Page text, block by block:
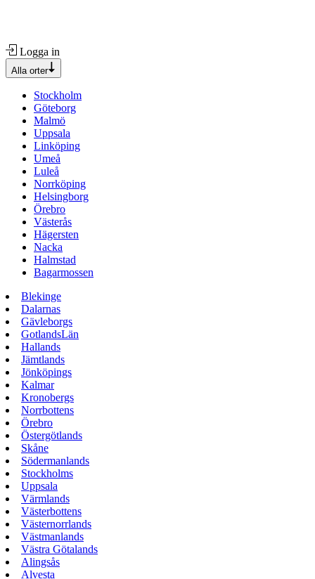
Logga in
Alla orter
Stockholm
Göteborg
Malmö
Uppsala
Linköping
Umeå
Luleå
Norrköping
Helsingborg
Örebro
Västerås
Hägersten
Nacka
Halmstad
Bagarmossen
Blekinge
Dalarnas
Gävleborgs
GotlandsLän
Hallands
Jämtlands
Jönköpings
Kalmar
Kronobergs
Norrbottens
Örebro
Östergötlands
Skåne
Södermanlands
Stockholms
Uppsala
Värmlands
Västerbottens
Västernorrlands
Västmanlands
Västra Götalands
Alingsås
Alvesta